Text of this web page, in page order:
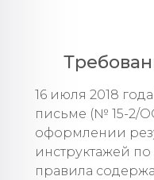
16 июля 2018
письме (№ 15-2/
оформлении
инструктажей
правила